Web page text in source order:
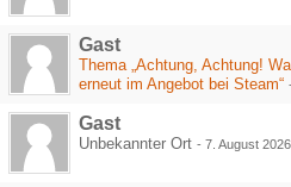
Gast
Thema „Achtung, Achtung!
erneut im Angebot bei Steam“ -
Gast
Unbekannter Ort - 7. August